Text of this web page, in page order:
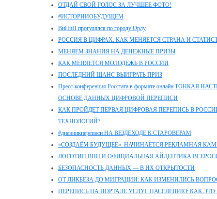
ОТДАЙ СВОЙ ГОЛОС ЗА ЛУЧШЕЕ ФОТО!
#ИСТОРИИОБУДУЩЕМ
ВиПиН прогулялся по городу Орлу
РОССИЯ В ЦИФРАХ: КАК МЕНЯЕТСЯ СТРАНА И
МЕНЯЕМ ЗНАНИЯ НА ДЕНЕЖНЫЕ ПРИЗЫ
КАК МЕНЯЕТСЯ МОЛОДЕЖЬ В РОССИИ
ПОСЛЕДНИЙ ШАНС ВЫИГРАТЬ ПРИЗ
Пресс-конференция Росстата в формате онлайн
ОСНОВЕ ДАННЫХ ЦИФРОВОЙ ПЕРЕПИСИ
КАК ПРОЙДЕТ ПЕРВАЯ ЦИФРОВАЯ ПЕРЕПИСЬ В
ТЕХНОЛОГИЙ?
#дневникпереписи НА ВЕЗДЕХОДЕ К СТАРОВЕРАМ
«СОЗДАЁМ БУДУЩЕЕ»: НАЧИНАЕТСЯ РЕКЛАМНАЯ
ЛОГОТИП ВПН И ОФИЦИАЛЬНАЯ АЙДЕНТИКА
БЕЗОПАСНОСТЬ ДАННЫХ — В ИХ ОТКРЫТОСТИ
ОТ ЛИКБЕЗА ДО МИГРАЦИИ: КАК ИЗМЕНИЛИСЬ
ПЕРЕПИСЬ НА ПОРТАЛЕ УСЛУГ НАСЕЛЕНИЮ: КАК ЭТО